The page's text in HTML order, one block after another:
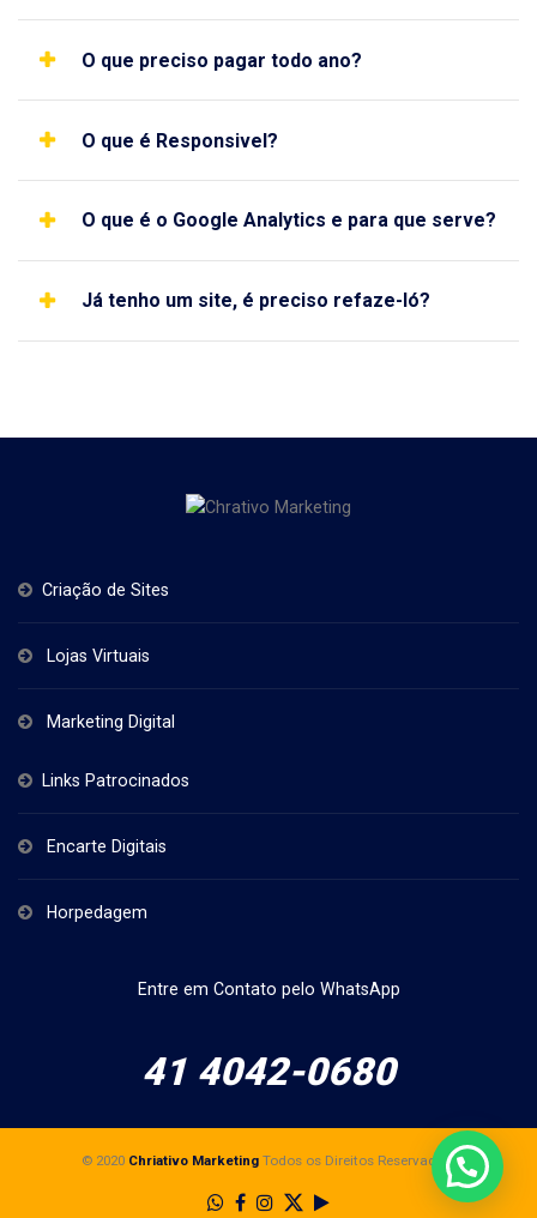
O que preciso pagar todo ano?
O que é Responsivel?
O que é o Google Analytics e para que serve?
Já tenho um site, é preciso refaze-ló?
Criação de Sites
Lojas Virtuais
Marketing Digital
Links Patrocinados
Encarte Digitais
Horpedagem
Entre em Contato pelo WhatsApp
41 4042-0680
© 2020 Chriativo Marketing Todos os Direitos Reservados.